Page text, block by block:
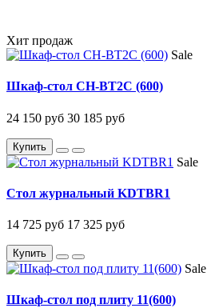
Хит продаж
Sale
Шкаф-стол CH-BT2C (600)
24 150 руб 30 185 руб
Купить
Sale
Стол журнальный KDTBR1
14 725 руб 17 325 руб
Купить
Sale
Шкаф-стол под плиту 11(600)